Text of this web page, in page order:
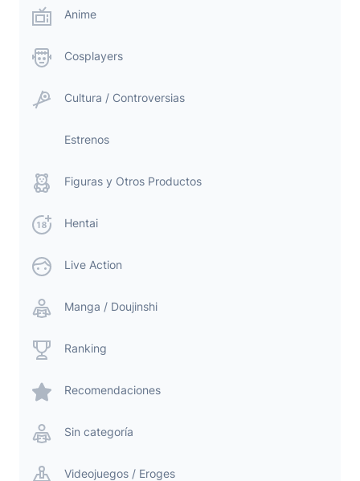
Anime
Cosplayers
Cultura / Controversias
Estrenos
Figuras y Otros Productos
Hentai
Live Action
Manga / Doujinshi
Ranking
Recomendaciones
Sin categoría
Videojuegos / Eroges